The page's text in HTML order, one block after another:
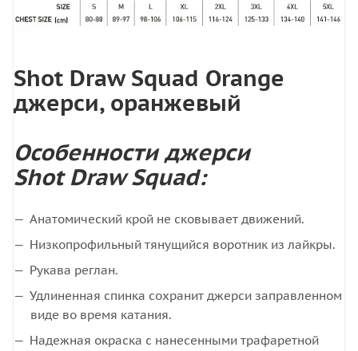
Shot Draw Squad Orange
джерси, оранжевый
Особенности джерси
Shot Draw Squad:
Анатомический крой не сковывает движений.
Низкопрофильный тянущийся воротник из лайкры.
Рукава реглан.
Удлиненная спинка сохранит джерси заправленном
виде во время катания.
Надежная окраска с нанесенными трафаретной